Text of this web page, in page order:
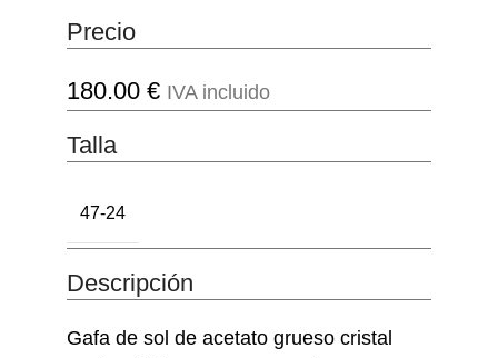
Precio
180.00 € IVA incluido
Talla
47-24
Descripción
Gafa de sol de acetato grueso cristal